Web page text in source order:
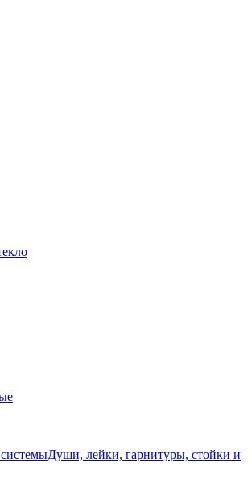
Души, лейки, гарнитуры, стойки и